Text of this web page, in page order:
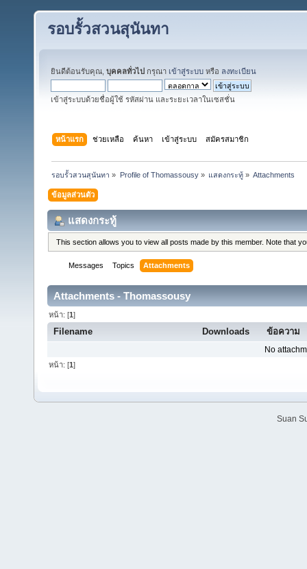
รอบรั้วสวนสุนันทา
ยินดีต้อนรับคุณ, บุคคลทั่วไป กรุณา เข้าสู่ระบบ หรือ ลงทะเบียน
เข้าสู่ระบบด้วยชื่อผู้ใช้ รหัสผ่าน และระยะเวลาในเซสชั่น
หน้าแรก ช่วยเหลือ ค้นหา เข้าสู่ระบบ สมัครสมาชิก
รอบรั้วสวนสุนันทา » Profile of Thomassousy» แสดงกระทู้» Attachments
ข้อมูลส่วนตัว
แสดงกระทู้
This section allows you to view all posts made by this member. Note that
Messages Topics Attachments
Attachments - Thomassousy
หน้า: [1]
Filename Downloads ข้อความ
No
หน้า: [1]
Suan